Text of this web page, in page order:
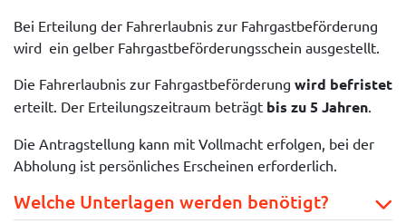
Bei Erteilung der Fahrerlaubnis zur Fahrgastbeförderung
wird ein gelber Fahrgastbeförderungsschein ausgestellt.
Die Fahrerlaubnis zur Fahrgastbeförderung wird befristet
erteilt. Der Erteilungszeitraum beträgt bis zu 5 Jahren.
Die Antragstellung kann mit Vollmacht erfolgen, bei der
Abholung ist persönliches Erscheinen erforderlich.
Welche Unterlagen werden benötigt?